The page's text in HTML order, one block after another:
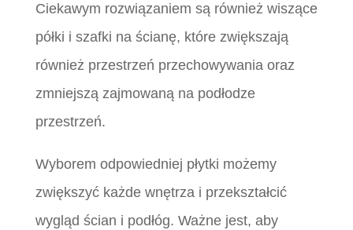
Ciekawym rozwiązaniem są również wiszące
półki i szafki na ścianę, które zwiększają
również przestrzeń przechowywania oraz
zmniejszą zajmowaną na podłodze
przestrzeń.
Wyborem odpowiedniej płytki możemy
zwiększyć każde wnętrza i przekształcić
wygląd ścian i podłóg. Ważne jest, aby